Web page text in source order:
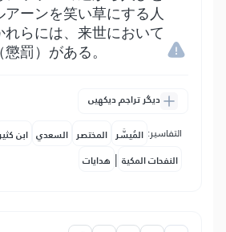
アーンを笑い草にする人
れらには、来世において
罰）がある。
دیگر تراجم دیکھیں
التفاسير: المُيسَّر المختصر السعدي ابن
النفحات المكية | هدايات